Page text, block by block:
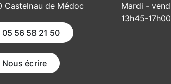
Castelnau de Médoc
05 56 58 21 50
Nous écrire
Mardi -
13h45-17h00